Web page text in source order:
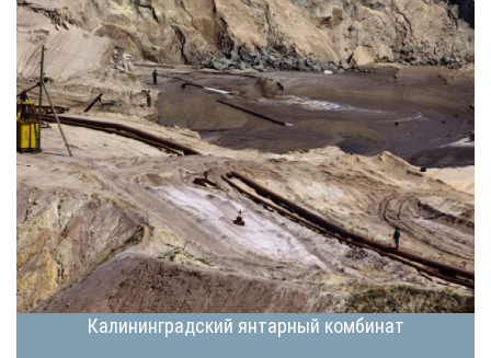
Калининградский янтарный комбинат